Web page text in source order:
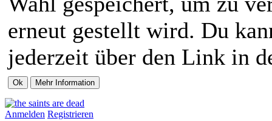
erneut gestellt wird. Du
jederzeit über den Link in
Anmelden Registrieren